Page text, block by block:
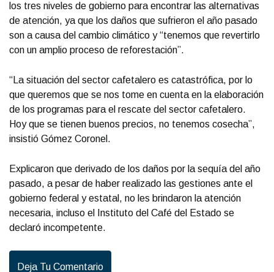
los tres niveles de gobierno para encontrar las alternativas
de atención, ya que los daños que sufrieron el año pasado
son a causa del cambio climático y “tenemos que revertirlo
con un amplio proceso de reforestación”.
“La situación del sector cafetalero es catastrófica, por lo
que queremos que se nos tome en cuenta en la elaboración
de los programas para el rescate del sector cafetalero.
Hoy que se tienen buenos precios, no tenemos cosecha”,
insistió Gómez Coronel.
Explicaron que derivado de los daños por la sequía del año
pasado, a pesar de haber realizado las gestiones ante el
gobierno federal y estatal, no les brindaron la atención
necesaria, incluso el Instituto del Café del Estado se
declaró incompetente.
Deja Tu Comentario